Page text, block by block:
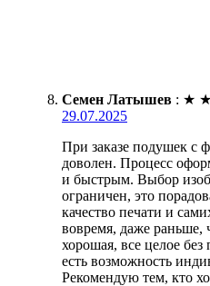
Семен Латышев : ★ ★
29.07.2025
При заказе подушек с
доволен. Процесс
и быстрым. Выбор
ограничен, это
качество печати и
вовремя, даже раньше,
хорошая, все целое
есть возможность
Рекомендую тем, кто